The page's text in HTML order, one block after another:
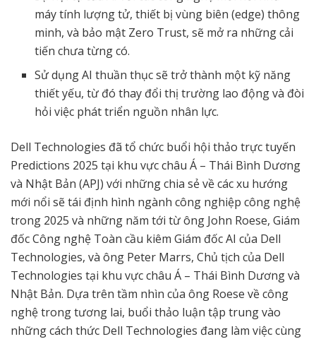
máy tính lượng tử, thiết bị vùng biên (edge) thông
minh, và bảo mật Zero Trust, sẽ mở ra những cải
tiến chưa từng có.
Sử dụng AI thuần thục sẽ trở thành một kỹ năng
thiết yếu, từ đó thay đổi thị trường lao động và đòi
hỏi việc phát triển nguồn nhân lực.
Dell Technologies đã tổ chức buổi hội thảo trực tuyến
Predictions 2025 tại khu vực châu Á – Thái Bình Dương
và Nhật Bản (APJ) với những chia sẻ về các xu hướng
mới nổi sẽ tái định hình ngành công nghiệp công nghệ
trong 2025 và những năm tới từ ông John Roese, Giám
đốc Công nghệ Toàn cầu kiêm Giám đốc AI của Dell
Technologies, và ông Peter Marrs, Chủ tịch của Dell
Technologies tại khu vực châu Á – Thái Bình Dương và
Nhật Bản. Dựa trên tầm nhìn của ông Roese về công
nghệ trong tương lai, buổi thảo luận tập trung vào
những cách thức Dell Technologies đang làm việc cùng